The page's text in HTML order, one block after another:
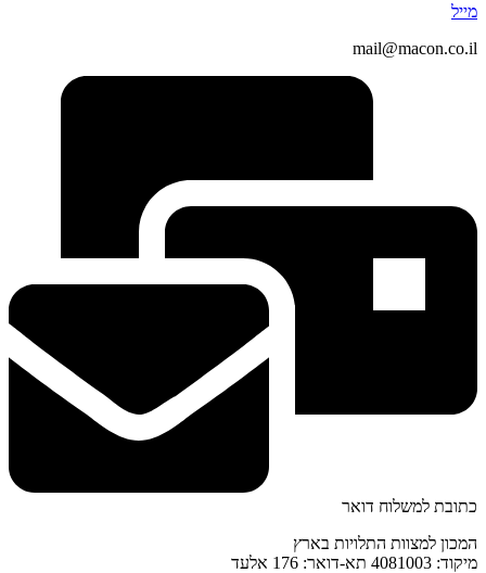
מייל
mail@macon.co.il
כתובת למשלוח דואר
המכון למצוות התלויות בארץ
מיקוד: 4081003 תא-דואר: 176 אלעד